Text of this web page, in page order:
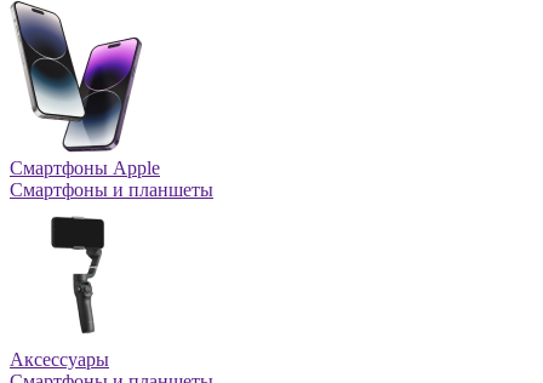
Смартфоны Apple
Смартфоны и планшеты
Аксессуары